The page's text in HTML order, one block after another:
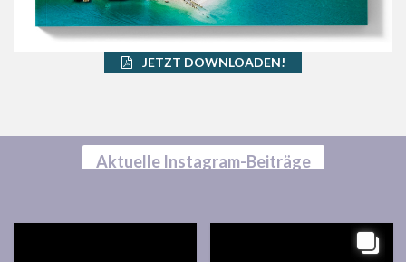
JETZT DOWNLOADEN!
Aktuelle Instagram-Beiträge